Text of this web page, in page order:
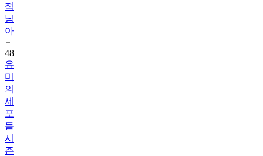
적
님
아
48
유
미
의
세
포
들
시
즌